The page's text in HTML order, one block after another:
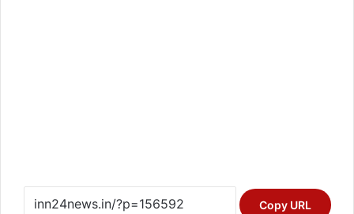
Copy URL